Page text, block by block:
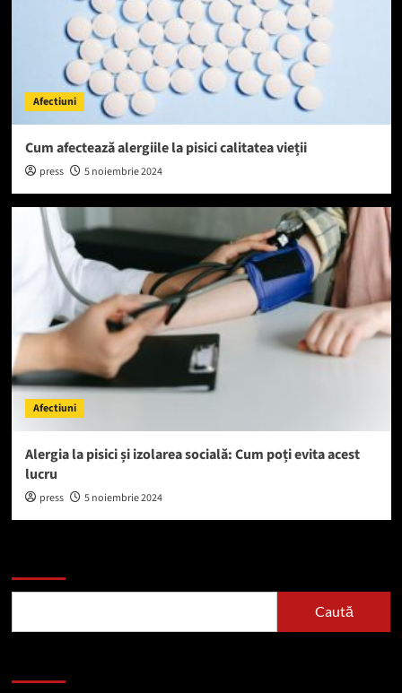
Afectiuni
Cum afectează alergiile la pisici calitatea vieții
press 5 noiembrie 2024
Afectiuni
Alergia la pisici și izolarea socială: Cum poți evita acest
lucru
press 5 noiembrie 2024
Caută